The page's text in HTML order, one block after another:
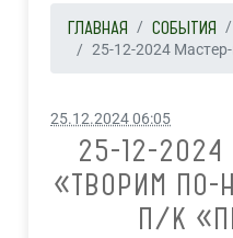
ГЛАВНАЯ СОБЫТИЯ
25-12-2024
25.12.2024 06:05
25-12-2024
«ТВОРИМ ПО-
П/К